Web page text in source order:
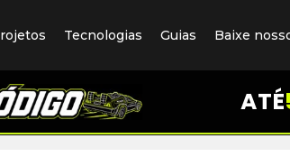
Tecnologias Guias Baixe
ATÉ